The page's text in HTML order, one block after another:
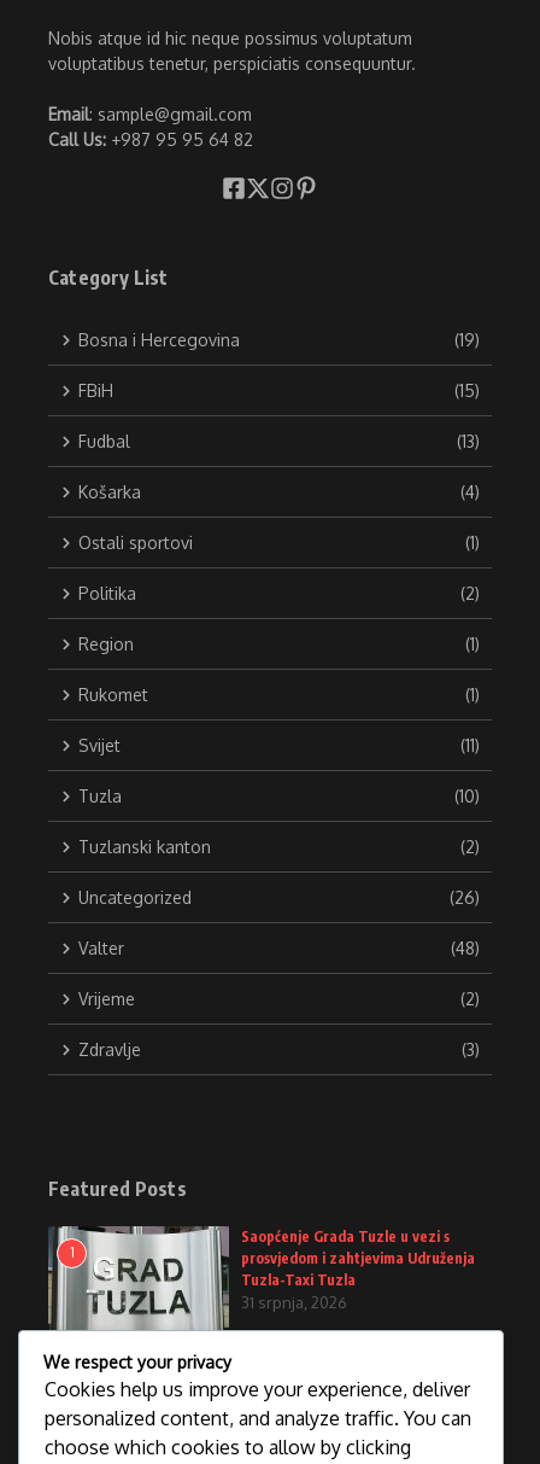
Nobis atque id hic neque possimus voluptatum
voluptatibus tenetur, perspiciatis consequuntur.
Email: sample@gmail.com
Call Us: +987 95 95 64 82
Category List
Bosna i Hercegovina (19)
FBiH (15)
Fudbal (13)
Košarka (4)
Ostali sportovi (1)
Politika (2)
Region (1)
Rukomet (1)
Svijet (11)
Tuzla (10)
Tuzlanski kanton (2)
Uncategorized (26)
Valter (48)
Vrijeme (2)
Zdravlje (3)
Featured Posts
1
Saopćenje Grada Tuzle u vezi s
prosvjedom i zahtjevima Udruženja
Tuzla-Taxi Tuzla
31 srpnja, 2026
2
Još 20 miliona KM za onkološke
lijekove
30 srpnja, 2026
We respect your privacy
Cookies help us improve your experience, deliver
personalized content, and analyze traffic. You can
choose which cookies to allow by clicking